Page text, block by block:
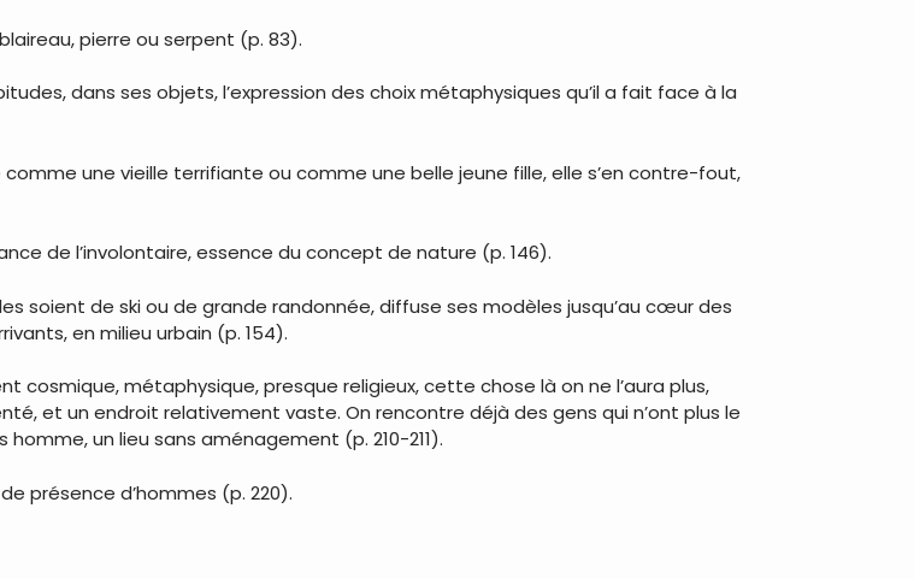
pierre ou serpent (p. 83).
dans ses objets, l’expression des choix métaphysiques qu’il a fait face à la
une vieille terrifiante ou comme une belle jeune fille, elle s’en contre-fout,
de l’involontaire, essence du concept de nature (p. 146).
soient de ski ou de grande randonnée, diffuse ses modèles jusqu’au cœur des
en milieu urbain (p. 154).
cosmique, métaphysique, presque religieux, cette chose là on ne l’aura plus,
et un endroit relativement vaste. On rencontre déjà des gens qui n’ont plus le
un lieu sans aménagement (p. 210-211).
présence d’hommes (p. 220).